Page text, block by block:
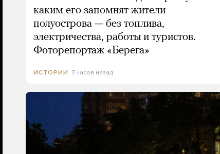
каким его запомнят жители
полуострова — без топлива,
электричества, работы и туристов.
Фоторепортаж «Берега»
ИСТОРИИ 7 часов назад